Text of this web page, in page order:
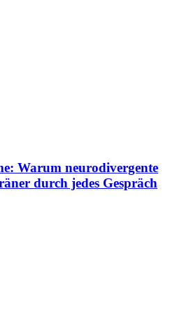
Warum neurodivergente
durch jedes Gespräch